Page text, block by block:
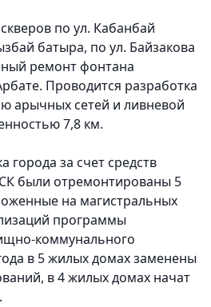
по ул. Кабанбай
батыра, по ул. Байзакова
ремонт фонтана
Проводится разработка
арычных сетей и ливневой
7,8 км.
города за счет средств
были отремонтированы 5
на магистральных
программы
коммунального
в 5 жилых домах заменены
в 4 жилых домах начат